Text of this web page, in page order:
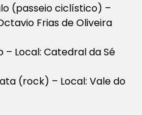
(passeio ciclístico) –
Frias de Oliveira
– Local: Catedral da Sé
(rock) – Local: Vale do